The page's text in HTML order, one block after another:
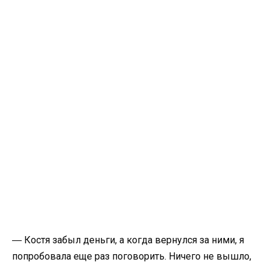
― Костя забыл деньги, а когда вернулся за ними, я
попробовала еще раз поговорить. Ничего не вышло,